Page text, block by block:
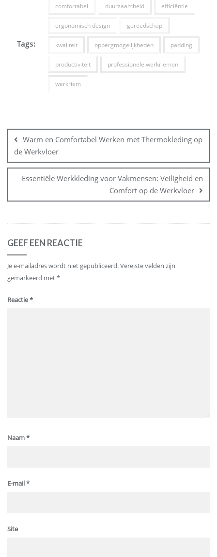
Tags:
comfortabel duurzaamheid efficiëntie
ergonomisch design gereedschap
kwaliteit opbergmogelijkheden padding
productiviteit professionele werkriemen
werkriem
navigatie
Warm en Comfortabel Werken met Thermokleding op
de Werkvloer
Essentiële Werkkleding voor Vakmensen: Veiligheid en
Comfort op de Werkvloer
GEEF EEN REACTIE
Je e-mailadres wordt niet gepubliceerd.Vereiste velden zijn
gemarkeerd met*
Reactie*
Naam*
E-mail*
Site